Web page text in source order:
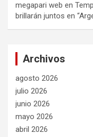
megapari web en
brillarán juntos en
Archivos
agosto 2026
julio 2026
junio 2026
mayo 2026
abril 2026